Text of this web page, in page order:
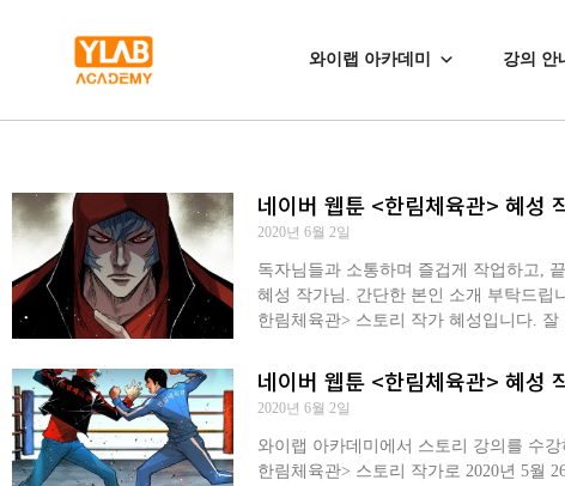
와이랩 아카데미 강의 안
네이버 웹툰 <한림체육관> 혜성
2020년 6월 2일
독자님들과 소통하며 즐겁게 작업하고,
혜성 작가님. 간단한 본인 소개 부탁드립
한림체육관> 스토리 작가 혜성입니다.
네이버 웹툰 <한림체육관> 혜성
2020년 6월 2일
와이랩 아카데미에서 스토리 강의를 수
한림체육관> 스토리 작가로 2020년 5월